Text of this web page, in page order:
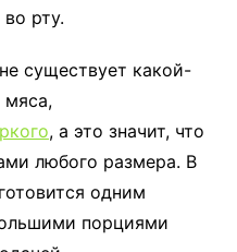
рту.
существует какой-
мяса,
, а это значит, что
любого размера. В
одним
порциями